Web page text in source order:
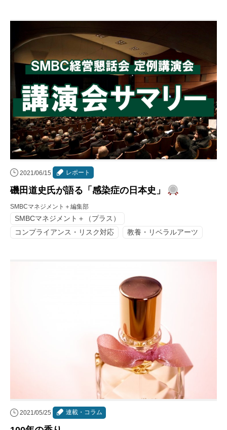
2021/06/15 レポート
磯田道史氏が語る「感染症の日本史」
SMBCマネジメント＋編集部
SMBCマネジメント＋（プラス）
コンプライアンス・リスク対応
教養・リベラルアーツ
2021/05/25 連載・コラム